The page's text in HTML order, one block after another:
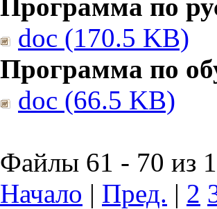
Программа по
doc (170.5 KB)
Программа по
doc (66.5 KB)
Файлы 61 - 70 из
Начало | Пред. | 2